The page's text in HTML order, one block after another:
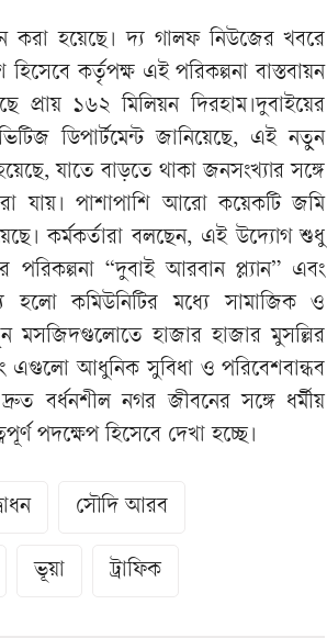
করা হয়েছে। দ্য গালফ নিউজের খবরে
কর্তৃপক্ষ এই পরিকল্পনা বাস্তবায়ন
১৬২ মিলিয়ন দিরহাম।দুবাইয়ের
ডিপার্টমেন্ট জানিয়েছে, এই নতুন
যাতে বাড়তে থাকা জনসংখ্যার সঙ্গে
যায়। পাশাপাশি আরো কয়েকটি জমি
কর্মকর্তারা বলছেন, এই উদ্যোগ শুধু
পরিকল্পনা “দুবাই আরবান প্ল্যান” এবং
হলো কমিউনিটির মধ্যে সামাজিক ও
মসজিদগুলোতে হাজার হাজার মুসল্লির
এগুলো আধুনিক সুবিধা ও পরিবেশবান্ধব
বর্ধনশীল নগর জীবনের সঙ্গে ধর্মীয়
পদক্ষেপ হিসেবে দেখা হচ্ছে।
সৌদি আরব
ভূয়া ট্রাফিক